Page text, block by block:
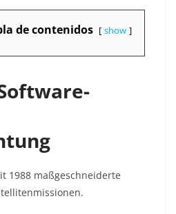
de contenidos show
1988 maßgeschneiderte